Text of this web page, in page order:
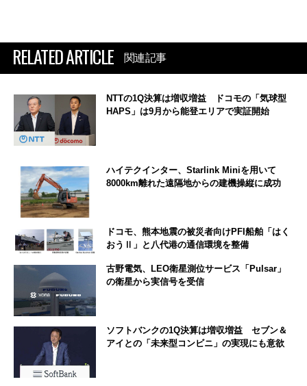
RELATED ARTICLE 関連記事
NTTの1Q決算は増収増益 ドコモの「気球型
HAPS」は9月から能登エリアで実証開始
ハイテクインター、Starlink Miniを用いて
8000km離れた遠隔地からの建機操縦に成功
ドコモ、熊本地震の被災者向けPFI船舶「はく
おうⅡ」と八代港の通信環境を整備
古野電気、LEO衛星測位サービス「Pulsar」
の衛星から実信号を受信
ソフトバンクの1Q決算は増収増益 セブン＆
アイとの「未来型コンビニ」の実現にも意欲